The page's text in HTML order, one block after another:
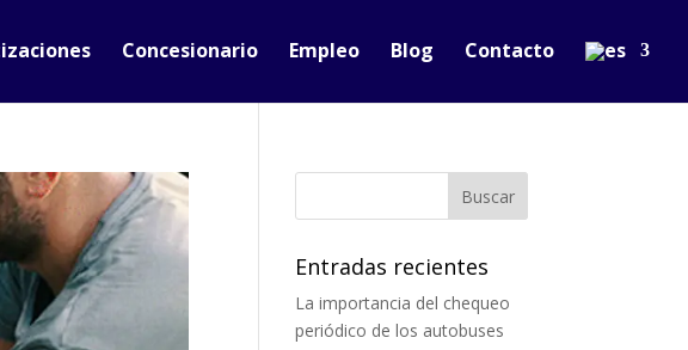
Concesionario Empleo Blog Contacto
Entradas recientes
La importancia del chequeo
periódico de los autobuses